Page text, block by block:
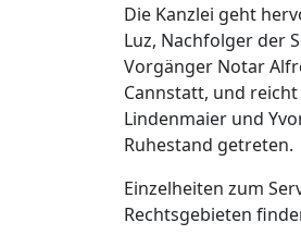
Die Kanzlei geht
Luz, Nachfolger der
Vorgänger Notar
Cannstatt, und
Lindenmaier und
Ruhestand getreten.
Einzelheiten zum
Rechtsgebieten